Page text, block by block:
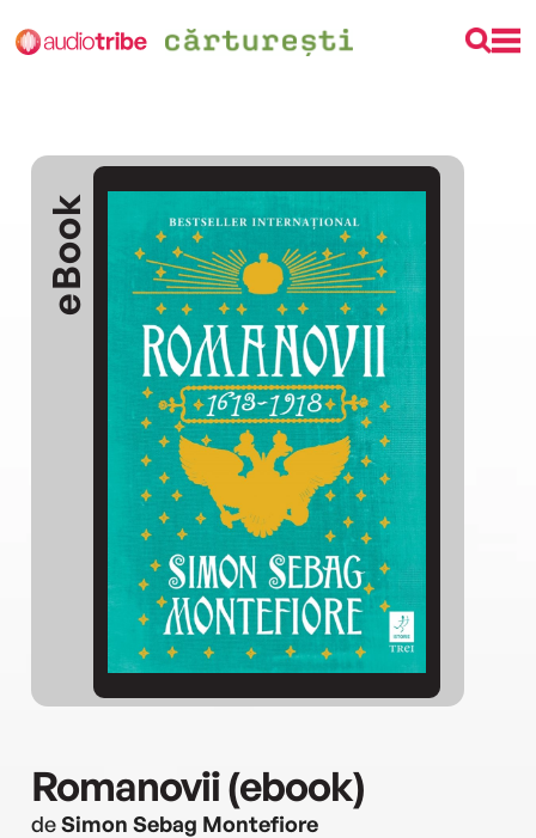
eBook
Romanovii (ebook)
deSimon Sebag Montefiore